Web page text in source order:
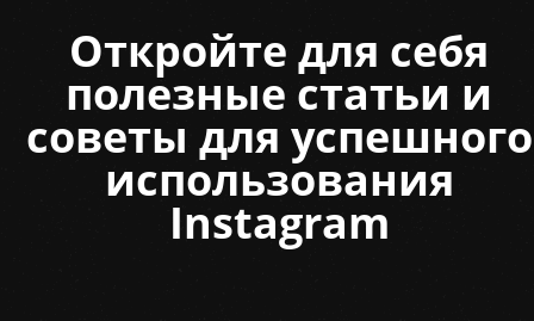
Откройте для себя
полезные статьи и
советы для успешного
использования
Instagram